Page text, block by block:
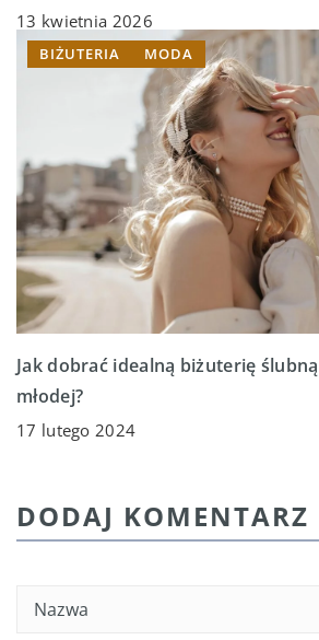
13 kwietnia 2026
BIŻUTERIA MODA
Jak dobrać idealną biżuterię
młodej?
17 lutego 2024
DODAJ KOMENTARZ